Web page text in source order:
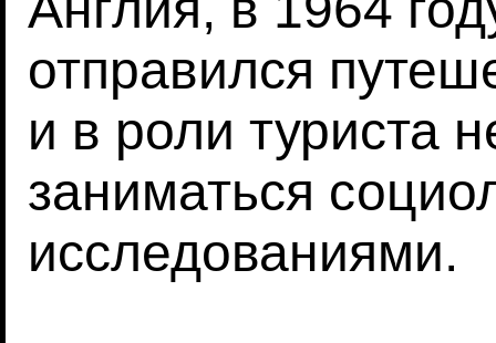
отправился
и в роли туриста
заниматься
исследованиями.